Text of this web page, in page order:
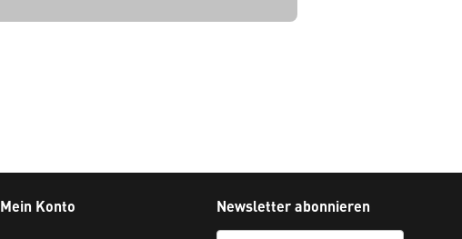
Mein Konto
Newsletter abonnieren